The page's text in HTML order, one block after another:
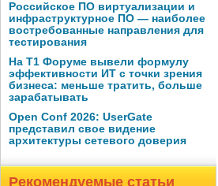
Российское ПО виртуализации и
инфраструктурное ПО — наиболее
востребованные направления для
тестирования
На Т1 Форуме вывели формулу
эффективности ИТ с точки зрения
бизнеса: меньше тратить, больше
зарабатывать
Open Conf 2026: UserGate
представил свое видение
архитектуры сетевого доверия
Рекомендуемые статьи